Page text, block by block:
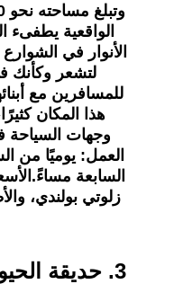
الواقعية
الأنوار في
لتشعر وكأنك
للمسافرين مع
هذا المكان
وجهات السياحة
العمل: يوميًا من
3. حديقة الحيوان في فروتسواف